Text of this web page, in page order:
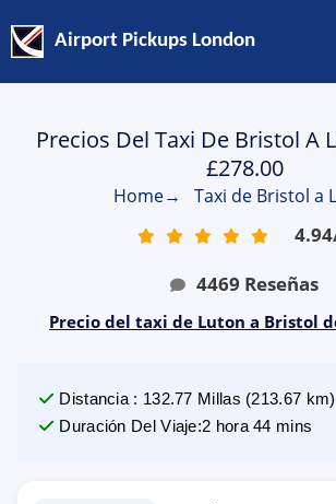
Airport Pickups London
Precios Del Taxi De Bristol A
£278.00
Home→ Taxi de Bristol a
4.94
4469 Reseñas
Precio del taxi de Luton a Bristol
Distancia : 132.77 Millas (213.67 km)
Duración Del Viaje:2 hora 44 mins